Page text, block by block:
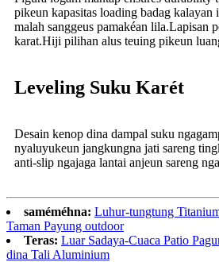
pikeun kapasitas loading badag kalayan
malah sanggeus pamakéan lila.Lapisan
karat.Hiji pilihan alus teuing pikeun
Leveling Suku Karét
Desain kenop dina dampal suku
nyaluyukeun jangkungna jati sareng
anti-slip ngajaga lantai anjeun sareng
saméméhna: Luhur-tungtung
Taman Payung outdoor
Teras: Luar Sadaya-Cuaca Patio
dina Tali Aluminium